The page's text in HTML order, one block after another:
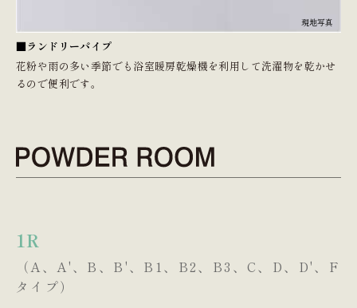
現地写真
■ランドリーパイプ
花粉や雨の多い季節でも浴室暖房乾燥機を利用して洗濯物を乾かせ
るので便利です。
1R
（A、A'、B、B'、B1、B2、B3、C、D、D'、F
タイプ）